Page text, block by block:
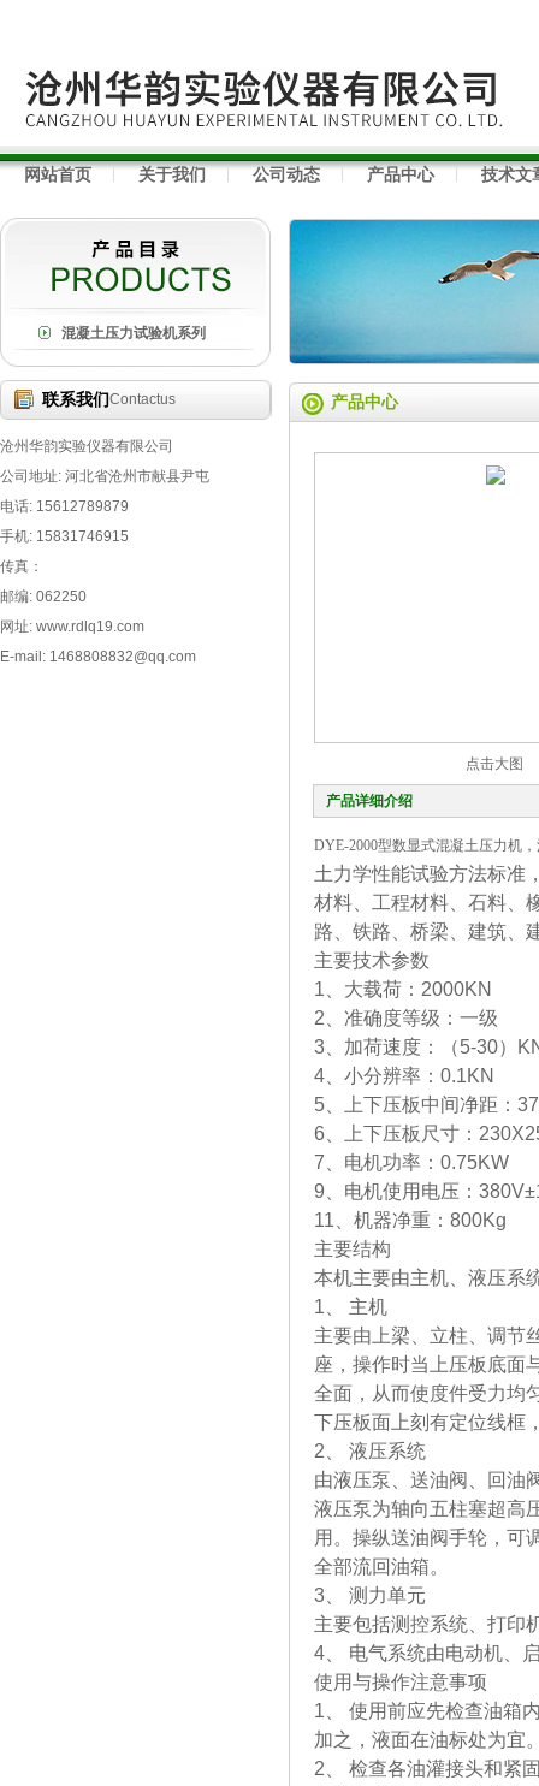
网站首页 关于我们 公司动态 产品中心 技术文
混凝土压力试验机系列
联系我们Contactus
沧州华韵实验仪器有限公司
公司地址: 河北省沧州市献县尹屯
电话: 15612789879
手机: 15831746915
传真：
邮编: 062250
网址: www.rdlq19.com
E-mail: 1468808832@qq.com
产品中心
点击大图
产品详细介绍
DYE-2000型数显式混凝土压力机
土力学性能试验方法标准
材料、工程材料、石料、
路、铁路、桥梁、建筑、
主要技术参数
1、大载荷：2000KN
2、准确度等级：一级
3、加荷速度：（5-30）
4、小分辨率：0.1KN
5、上下压板中间净距：
6、上下压板尺寸：
7、电机功率：0.75KW
9、电机使用电压：
11、机器净重：800Kg
主要结构
本机主要由主机、液压系
1、 主机
主要由上梁、立柱、调节
座，操作时当上压板底面
全面，从而使度件受力均
下压板面上刻有定位线框
2、 液压系统
由液压泵、送油阀、回油
液压泵为轴向五柱塞超高
用。操纵送油阀手轮，可
全部流回油箱。
3、 测力单元
主要包括测控系统、打印
4、 电气系统由电动机、
使用与操作注意事项
1、 使用前应先检查油箱
加之，液面在油标处为宜
2、 检查各油灌接头和紧